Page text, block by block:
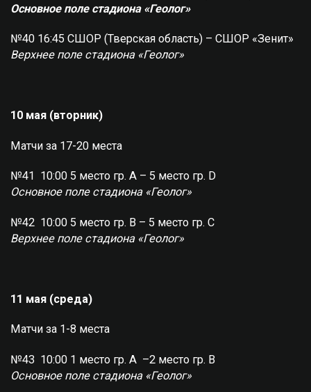
Основное поле стадиона «Геолог»
№40 16:45 СШОР (Тверская область) – СШОР «Зенит»
Верхнее поле стадиона «Геолог»
10 мая (вторник)
Матчи за 17-20 места
№41 10:00 5 место гр. А – 5 место гр. D
Основное поле стадиона «Геолог»
№42 10:00 5 место гр. В – 5 место гр. C
Верхнее поле стадиона «Геолог»
11 мая (среда)
Матчи за 1-8 места
№43 10:00 1 место гр. А –2 место гр. В
Основное поле стадиона «Геолог»